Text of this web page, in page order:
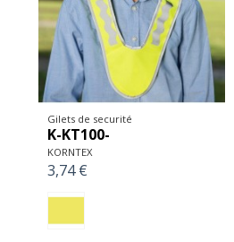
Gilets de securité
K-KT100-
KORNTEX
3,74 €